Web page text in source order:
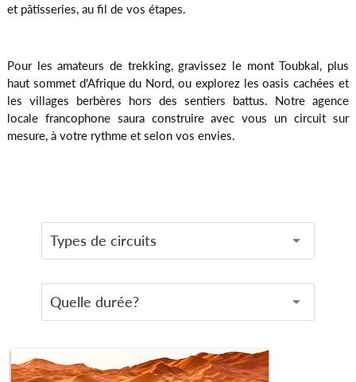
et pâtisseries, au fil de vos étapes.
Pour les amateurs de trekking, gravissez le mont Toubkal, plus
haut sommet d'Afrique du Nord, ou explorez les oasis cachées et
les villages berbères hors des sentiers battus. Notre agence
locale francophone saura construire avec vous un circuit sur
mesure, à votre rythme et selon vos envies.